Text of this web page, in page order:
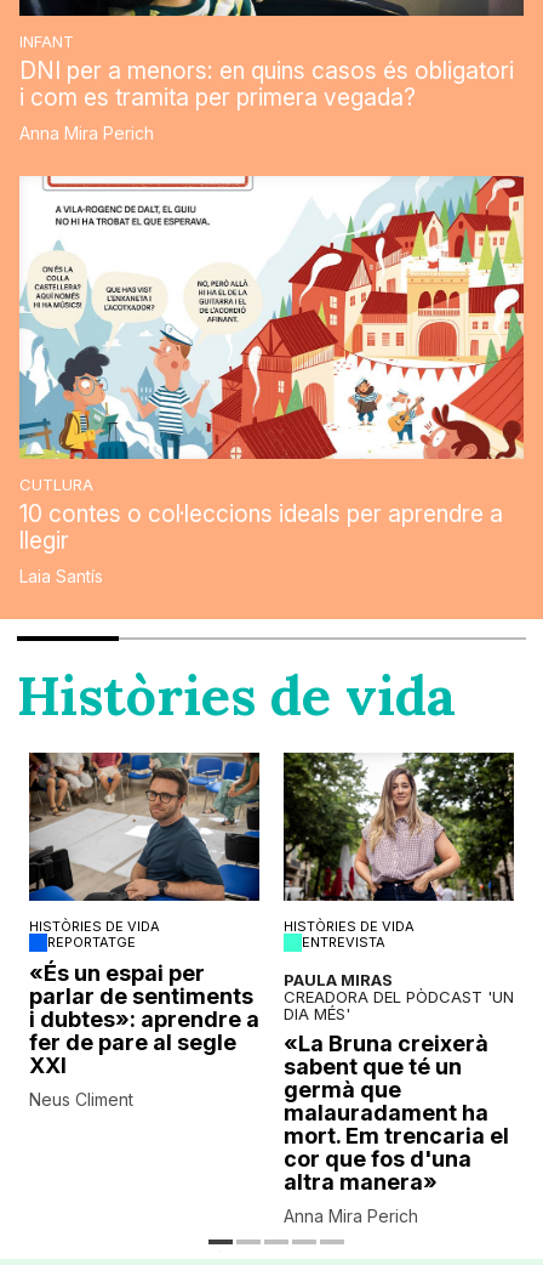
INFANT
DNI per a menors: en quins casos és obligatori
i com es tramita per primera vegada?
Anna Mira Perich
CUTLURA
10 contes o col·leccions ideals per aprendre a
llegir
Laia Santís
Històries de vida
HISTÒRIES DE VIDA
REPORTATGE
«És un espai per
parlar de sentiments
i dubtes»: aprendre a
fer de pare al segle
XXI
Neus Climent
HISTÒRIES DE VIDA
ENTREVISTA
PAULA MIRAS
CREADORA DEL PÒDCAST 'UN
DIA MÉS'
«La Bruna creixerà
sabent que té un
germà que
malauradament ha
mort. Em trencaria el
cor que fos d'una
altra manera»
Anna Mira Perich